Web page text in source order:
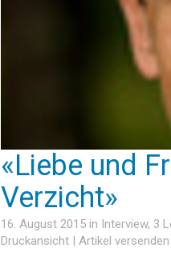
«Liebe und
Verzicht»
16. August 2015 in Interview, 3
Druckansicht | Artikel versenden